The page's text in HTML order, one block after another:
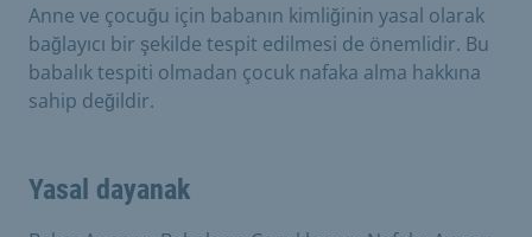
Anne ve çocuğu için babanın kimliğinin yasal olarak
bağlayıcı bir şekilde tespit edilmesi de önemlidir. Bu
babalık tespiti olmadan çocuk nafaka alma hakkına
sahip değildir.
Yasal dayanak